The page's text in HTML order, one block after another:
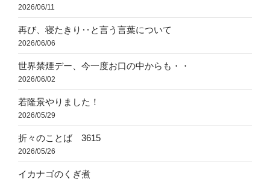
2026/06/11
再び、寝たきり‥と言う言葉について
2026/06/06
世界禁煙デー、今一度お口の中からも・・
2026/06/02
若隆景やりました！
2026/05/29
折々のことば 3615
2026/05/26
イカナゴのくぎ煮